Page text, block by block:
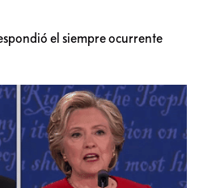
el siempre ocurrente